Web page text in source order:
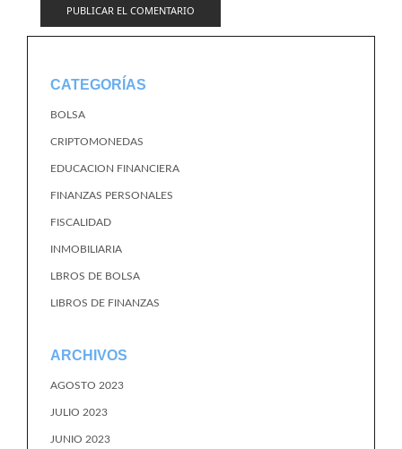
CATEGORÍAS
BOLSA
CRIPTOMONEDAS
EDUCACION FINANCIERA
FINANZAS PERSONALES
FISCALIDAD
INMOBILIARIA
LBROS DE BOLSA
LIBROS DE FINANZAS
ARCHIVOS
AGOSTO 2023
JULIO 2023
JUNIO 2023